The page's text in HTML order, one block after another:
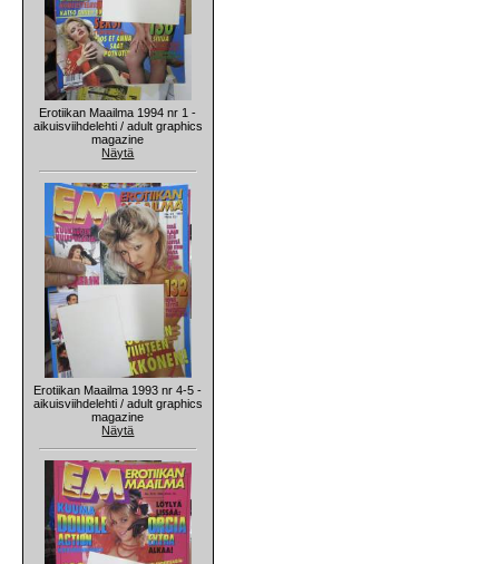
Erotiikan Maailma 1994 nr 1 -
aikuisviihdelehti / adult graphics
magazine
Näytä
Erotiikan Maailma 1993 nr 4-5 -
aikuisviihdelehti / adult graphics
magazine
Näytä